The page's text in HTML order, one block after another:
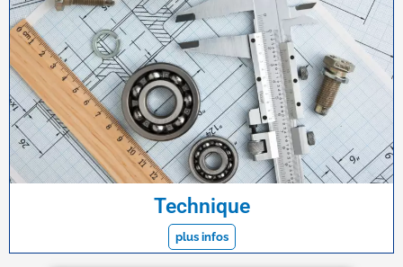
Technique
plus infos